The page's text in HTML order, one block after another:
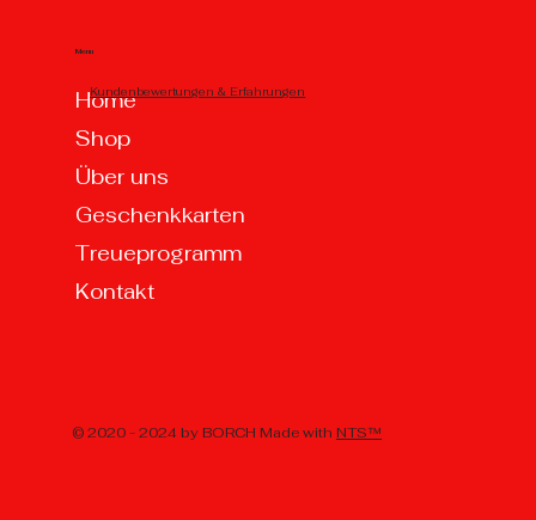
© 2020 - 2024 by BORCH Made with NTS™
Menu
Home
Shop
Über uns
Geschenkkarten
Treueprogramm
Kontakt
Kundenbewertungen & Erfahrungen